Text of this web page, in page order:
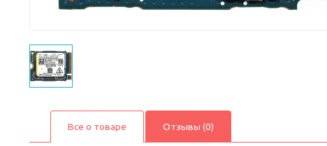
Все о товаре Отзывы (0)